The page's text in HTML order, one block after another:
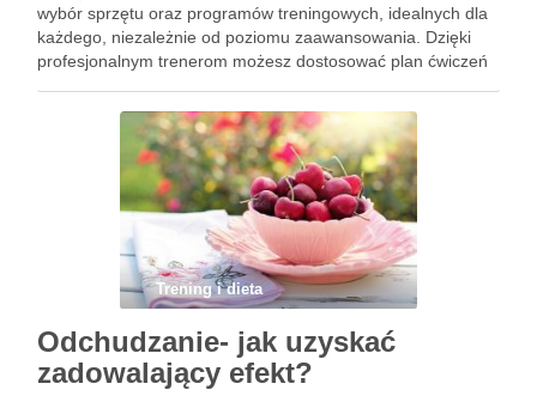
wybór sprzętu oraz programów treningowych, idealnych dla
każdego, niezależnie od poziomu zaawansowania. Dzięki
profesjonalnym trenerom możesz dostosować plan ćwiczeń
szanse na osiągnięcie zamierzonych celów. Atmosfera
Trening i dieta
Odchudzanie- jak uzyskać
zadowalający efekt?